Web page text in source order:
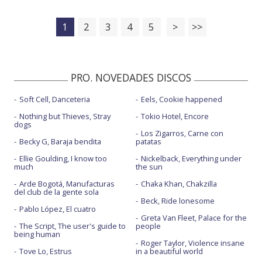
1 2 3 4 5 > >>
PRO. NOVEDADES DISCOS
Soft Cell, Danceteria
Nothing but Thieves, Stray
dogs
Becky G, Baraja bendita
Ellie Goulding, I know too
much
Arde Bogotá, Manufacturas
del club de la gente sola
Pablo López, El cuatro
The Script, The user's guide to
being human
Tove Lo, Estrus
Eels, Cookie happened
Tokio Hotel, Encore
Los Zigarros, Carne con
patatas
Nickelback, Everything under
the sun
Chaka Khan, Chakzilla
Beck, Ride lonesome
Greta Van Fleet, Palace for the
people
Roger Taylor, Violence insane
in a beautiful world